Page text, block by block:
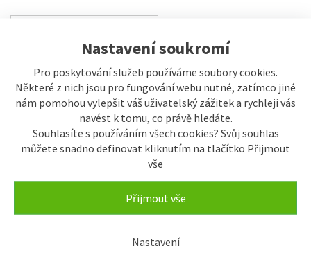
Nastavení soukromí
Pro poskytování služeb používáme soubory cookies.
Některé z nich jsou pro fungování webu nutné, zatímco jiné
nám pomohou vylepšit váš uživatelský zážitek a rychleji vás
navést k tomu, co právě hledáte.
Souhlasíte s používáním všech cookies? Svůj souhlas
můžete snadno definovat kliknutím na tlačítko Přijmout
vše
Přijmout vše
Nastavení
Buňkově s obrázky
Řádkově s obrázky
SKLADEM
Bazén Marimex Tampa 4,57 x
1,22 m + kartušová filtrace